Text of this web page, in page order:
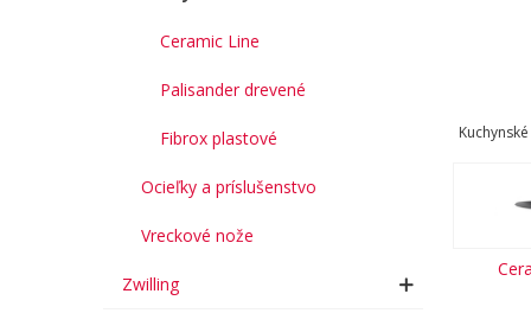
Ceramic Line
Palisander drevené
Fibrox plastové
Ocieľky a príslušenstvo
Vreckové nože
Zwilling